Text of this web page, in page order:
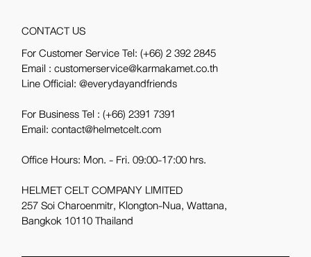
CONTACT US
For Customer Service Tel:(+66) 2 392 2845
Email : customerservice@karmakamet.co.th
Line Official:@everydayandfriends
For Business Tel :(+66) 2391 7391
Email: contact@helmetcelt.com
Office Hours: Mon. - Fri. 09:00-17:00 hrs.
HELMET CELT COMPANY LIMITED
257 Soi Charoenmitr, Klongton-Nua, Wattana,
Bangkok 10110 Thailand